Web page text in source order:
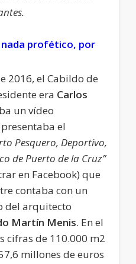
profético, por
2016, el Cabildo de
era Carlos
un vídeo
el
Pesquero, Deportivo,
de Puerto de la Cruz”
en Facebook) que
contaba con un
del arquitecto
Martín Menis. En el
cifras de 110.000 m2
millones de euros